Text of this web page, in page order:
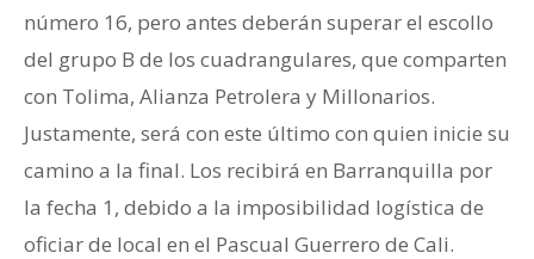
número 16, pero antes deberán superar el escollo
del grupo B de los cuadrangulares, que comparten
con Tolima, Alianza Petrolera y Millonarios.
Justamente, será con este último con quien inicie su
camino a la final. Los recibirá en Barranquilla por
la fecha 1, debido a la imposibilidad logística de
oficiar de local en el Pascual Guerrero de Cali.